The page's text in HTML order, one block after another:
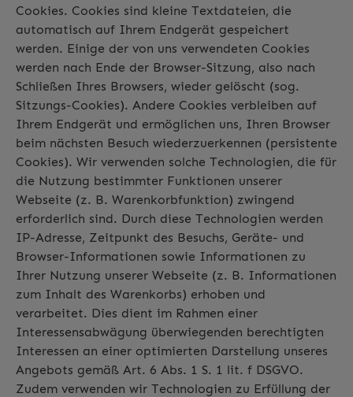
Cookies. Cookies sind kleine Textdateien, die
automatisch auf Ihrem Endgerät gespeichert
werden. Einige der von uns verwendeten Cookies
werden nach Ende der Browser-Sitzung, also nach
Schließen Ihres Browsers, wieder gelöscht (sog.
Sitzungs-Cookies). Andere Cookies verbleiben auf
Ihrem Endgerät und ermöglichen uns, Ihren Browser
beim nächsten Besuch wiederzuerkennen (persistente
Cookies). Wir verwenden solche Technologien, die für
die Nutzung bestimmter Funktionen unserer
Webseite (z. B. Warenkorbfunktion) zwingend
erforderlich sind. Durch diese Technologien werden
IP-Adresse, Zeitpunkt des Besuchs, Geräte- und
Browser-Informationen sowie Informationen zu
Ihrer Nutzung unserer Webseite (z. B. Informationen
zum Inhalt des Warenkorbs) erhoben und
verarbeitet. Dies dient im Rahmen einer
Interessensabwägung überwiegenden berechtigten
Interessen an einer optimierten Darstellung unseres
Angebots gemäß Art. 6 Abs. 1 S. 1 lit. f DSGVO.
Zudem verwenden wir Technologien zu Erfüllung der